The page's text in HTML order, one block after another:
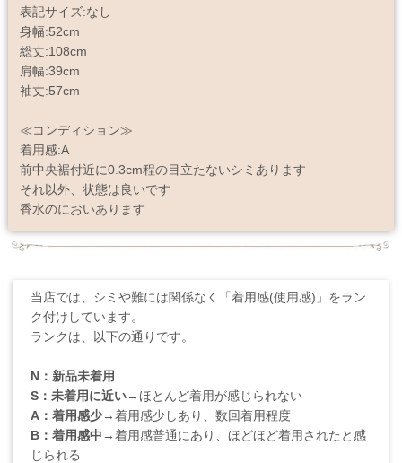
表記サイズ:なし
身幅:52cm
総丈:108cm
肩幅:39cm
袖丈:57cm
≪コンディション≫
着用感:A
前中央裾付近に0.3cm程の目立たないシミあります
それ以外、状態は良いです
香水のにおいあります
当店では、シミや難には関係なく「着用感(使用感)」をラン
ク付けしています。
ランクは、以下の通りです。
N：新品未着用
S：未着用に近い→ほとんど着用が感じられない
A：着用感少→着用感少しあり、数回着用程度
B：着用感中→着用感普通にあり、ほどほど着用されたと感
じられる